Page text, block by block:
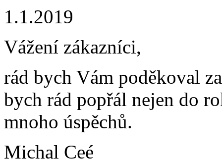
1.1.2019
Vážení zákazníci,
rád bych Vám poděkoval
bych rád popřál nejen do
mnoho úspěchů.
Michal Ceé